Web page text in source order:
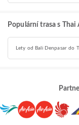
Populární trasa s
Lety od Bali Denpasar do